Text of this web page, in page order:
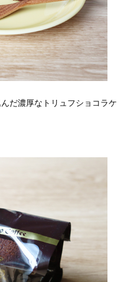
だ濃厚なトリュフショコラケ